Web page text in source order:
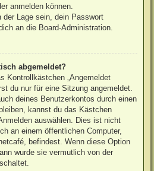
anmelden können.
Lage sein, dein Passwort
an die Board-Administration.
abgemeldet?
Kontrollkästchen „Angemeldet
du nur für eine Sitzung angemeldet.
deines Benutzerkontos durch einen
kannst du das Kästchen
auswählen. Dies ist nicht
an einem öffentlichen Computer,
befindest. Wenn diese Option
wurde sie vermutlich von der